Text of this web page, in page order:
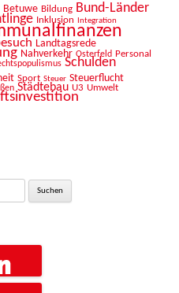
Betuwe Bildung Bund-Länder
Inklusion Integration
Landtagsrede
Nahverkehr Osterfeld Personal
Schulden
Sport Steuer Steuerflucht
Städtebau U3 Umwelt